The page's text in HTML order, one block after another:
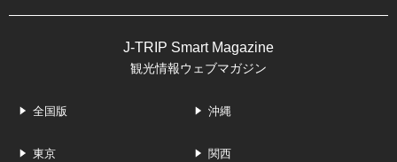
J-TRIP Smart Magazine
観光情報ウェブマガジン
全国版 沖縄
東京 関西